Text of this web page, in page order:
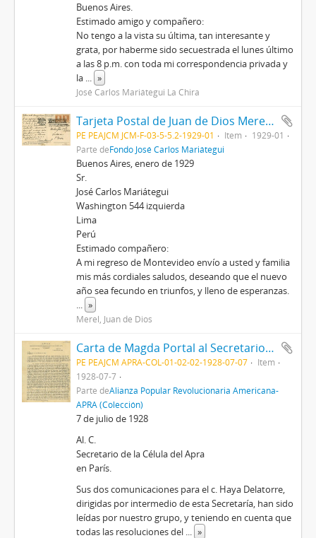
Buenos Aires.
Estimado amigo y compañero:
No tengo a la vista su última, tan interesante y
grata, por haberme sido secuestrada el lunes último
a las 8 p.m. con toda mi correspondencia privada y
la ... »
José Carlos Mariátegui La Chira
Tarjeta Postal de Juan de Dios Merel, 1/1929
PE PEAJCM JCM-F-03-5-5.2-1929-01 Item
1929-01
Parte deFondo José Carlos Mariátegui
Buenos Aires, enero de 1929
Sr.
José Carlos Mariátegui
Washington 544 izquierda
Lima
Perú
Estimado compañero:
A mi regreso de Montevideo envío a usted y familia
mis más cordiales saludos, deseando que el nuevo
año sea fecundo en triunfos, y lleno de esperanzas.
... »
Merel, Juan de Dios
Carta de Magda Portal al Secretario de la Célula del Apra en París, 7/71928
PE PEAJCM APRA-COL-01-02-02-1928-07-07
Item
1928-07-7
Parte deAlianza Popular Revolucionaria Americana-
APRA (Colección)
7 de julio de 1928
Al. C.
Secretario de la Célula del Apra
en París.
Sus dos comunicaciones para el c. Haya Delatorre,
dirigidas por intermedio de esta Secretaría, han sido
leídas por nuestro grupo, y teniendo en cuenta que
todas las resoluciones del ... »